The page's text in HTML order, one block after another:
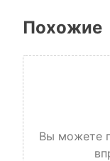
Похожие
Вы можете